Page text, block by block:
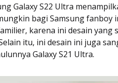
Galaxy S22 Ultra
bagi Samsung fanboy
karena ini desain yang
itu, ini desain ini juga
Galaxy S21 Ultra.